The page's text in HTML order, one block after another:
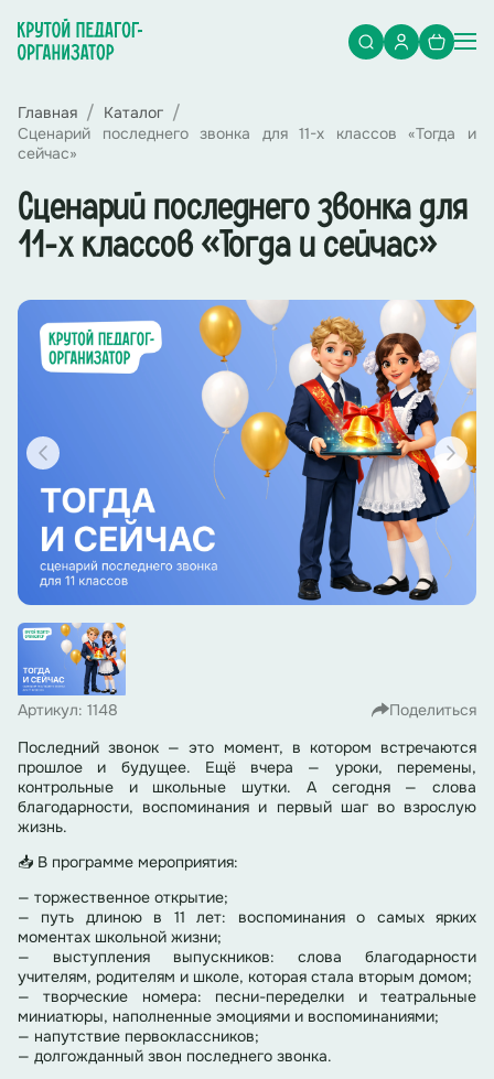
Главная
Каталог
Сценарий последнего звонка для 11-х классов «Тогда и
сейчас»
Сценарий последнего звонка для
11-х классов «Тогда и сейчас»
Артикул: 1148
Поделиться
Последний звонок — это момент, в котором встречаются
прошлое и будущее. Ещё вчера — уроки, перемены,
контрольные и школьные шутки. А сегодня — слова
благодарности, воспоминания и первый шаг во взрослую
жизнь.
📥 В программе мероприятия:
— торжественное открытие;
— путь длиною в 11 лет: воспоминания о самых ярких
моментах школьной жизни;
— выступления выпускников: слова благодарности
учителям, родителям и школе, которая стала вторым домом;
— творческие номера: песни-переделки и театральные
миниатюры, наполненные эмоциями и воспоминаниями;
— напутствие первоклассников;
— долгожданный звон последнего звонка.